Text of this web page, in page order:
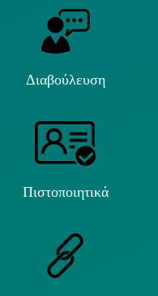
Διαβούλευση
Πιστοποιητικά